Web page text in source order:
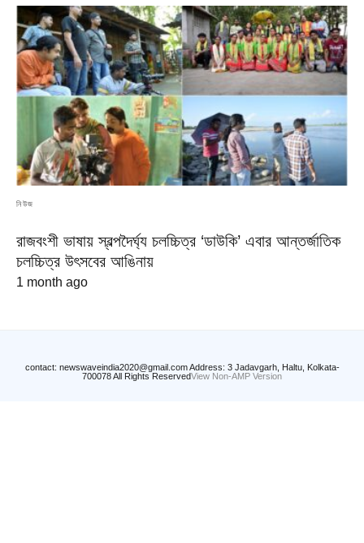
নিউজ
রাজবংশী ভাষায় স্বল্পদৈর্ঘ্য চলচ্চিত্র ‘ডাউকি’ এবার আন্তর্জাতিক
চলচ্চিত্র উৎসবের আঙিনায়
1 month ago
contact: newswaveindia2020@gmail.com Address: 3 Jadavgarh, Haltu, Kolkata-
700078 All Rights ReservedView Non-AMP Version